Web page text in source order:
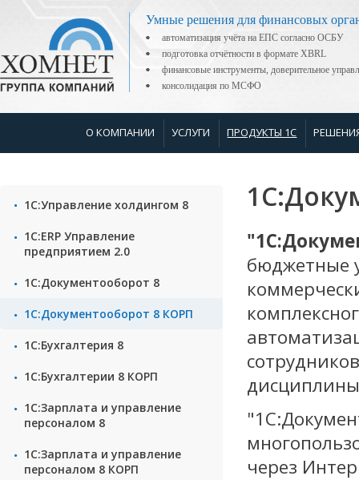
Умные решения для финансовых
автоматизация учёта на ЕПС согласно ОСБУ
подготовка отчётности в формате XBRL
финансовые инструменты, доверительное
консолидация по МСФО
О КОМПАНИИ УСЛУГИ ПРОДУКТЫ 1С
1С:Управление холдингом 8
1С:ERP Управление
предприятием 2.0
1С:Документооборот 8
1С:Документооборот 8 КОРП
1С:Бухгалтерия 8
1С:Бухгалтерии 8 КОРП
1С:Зарплата и управление
персоналом 8
1С:Зарплата и управление
персоналом 8 КОРП
бюджетные
через